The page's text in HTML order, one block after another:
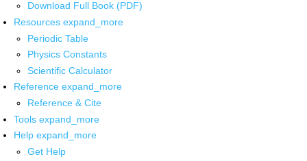
Download Full Book (PDF)
Resources expand_more
Periodic Table
Physics Constants
Scientific Calculator
Reference expand_more
Reference & Cite
Tools expand_more
Help expand_more
Get Help